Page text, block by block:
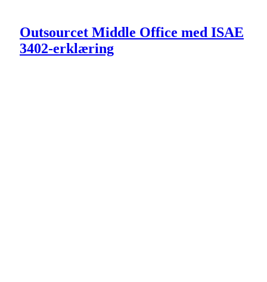
Outsourcet Middle Office med ISAE
3402-erklæring